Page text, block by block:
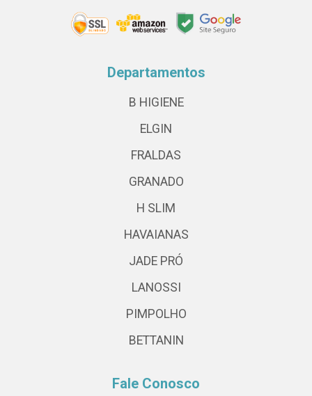
Departamentos
B HIGIENE
ELGIN
FRALDAS
GRANADO
H SLIM
HAVAIANAS
JADE PRÓ
LANOSSI
PIMPOLHO
BETTANIN
Fale Conosco